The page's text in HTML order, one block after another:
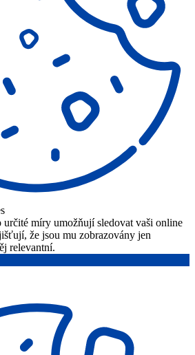
určité míry umožňují sledovat vaši online
že jsou mu zobrazovány jen
relevantní.